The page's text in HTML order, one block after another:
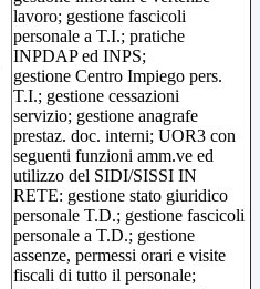
lavoro; gestione fascicoli
personale a T.I.; pratiche
INPDAP ed INPS;
gestione Centro Impiego pers.
T.I.; gestione cessazioni
servizio; gestione anagrafe
prestaz. doc. interni; UOR3 con
seguenti funzioni amm.ve ed
utilizzo del SIDI/SISSI IN
RETE: gestione stato giuridico
personale T.D.; gestione fascicoli
personale a T.D.; gestione
assenze, permessi orari e visite
fiscali di tutto il personale;